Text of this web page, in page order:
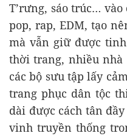
T’rưng, sáo trúc…
pop, rap, EDM, tạo
mà vẫn giữ được
thời trang, nhiều
các bộ sưu tập lấy
trang phục dân tộc
dài được cách tân
vinh truyền thống